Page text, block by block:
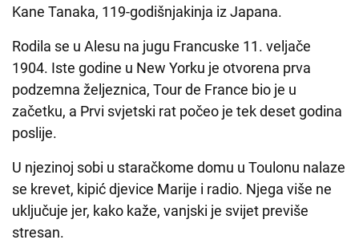
Kane Tanaka, 119-godišnjakinja iz Japana.
Rodila se u Alesu na jugu Francuske 11. veljače
1904. Iste godine u New Yorku je otvorena prva
podzemna željeznica, Tour de France bio je u
začetku, a Prvi svjetski rat počeo je tek deset godina
poslije.
U njezinoj sobi u staračkome domu u Toulonu nalaze
se krevet, kipić djevice Marije i radio. Njega više ne
uključuje jer, kako kaže, vanjski je svijet previše
stresan.